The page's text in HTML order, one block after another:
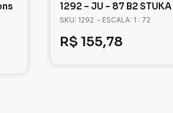
1292 – JU – 87 B2 STUKA
SKU: 1292 - ESCALA: 1 : 72
R$ 155,78